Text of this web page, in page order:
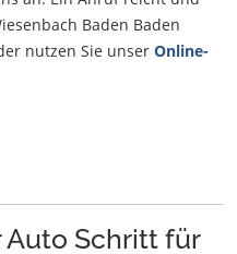
Baden Baden
nutzen Sie unser Online-
Auto Schritt für